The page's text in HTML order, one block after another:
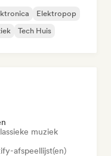
Elektropop
Tech Huis
muziek
afspeellijst(en)